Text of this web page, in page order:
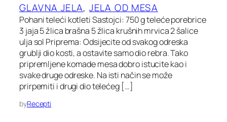
GLAVNA JELA, JELA OD MESA
Pohani teleći kotleti Sastojci: 750 g teleće porebrice
3 jaja 5 žlica brašna 5 žlica krušnih mrvica 2 šalice
ulja sol Priprema: Odsijecite od svakog odreska
grublji dio kosti, a ostavite samo dio rebra. Tako
pripremljene komade mesa dobro istucite kao i
svake druge odreske. Na isti način se može
prirpemiti i drugi dio telećeg […]
byRecepti